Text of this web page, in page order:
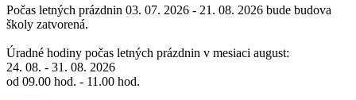
Počas letných prázdnin 03. 07. 2026 - 21. 08. 2026 bude budova
školy zatvorená.
Úradné hodiny počas letných prázdnin v mesiaci august:
24. 08. - 31. 08. 2026
od 09.00 hod. - 11.00 hod.